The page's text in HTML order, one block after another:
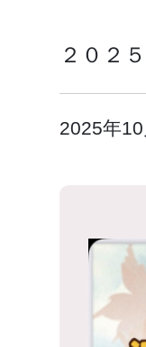
２０２
2025年